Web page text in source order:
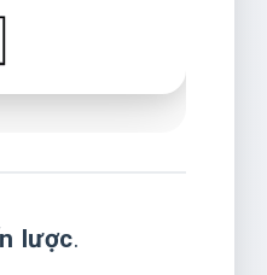
lược.